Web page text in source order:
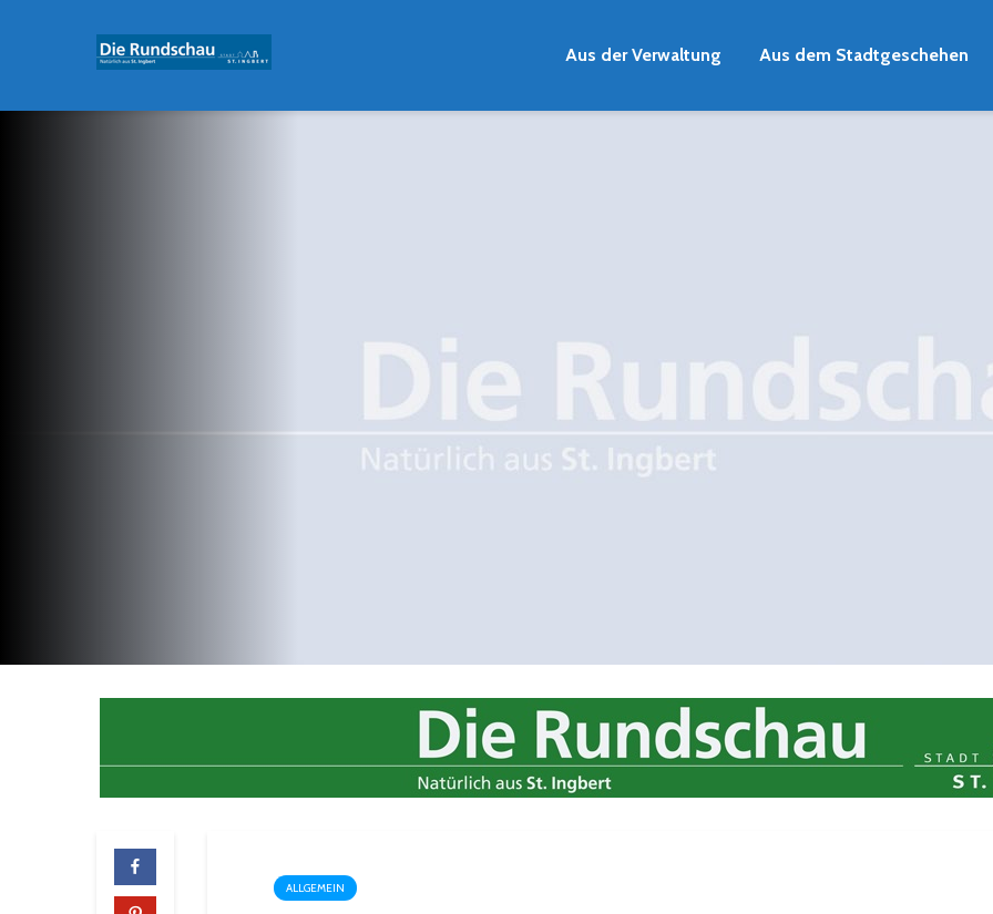
Aus der Verwaltung Aus dem Stadtgeschehen
ALLGEMEIN